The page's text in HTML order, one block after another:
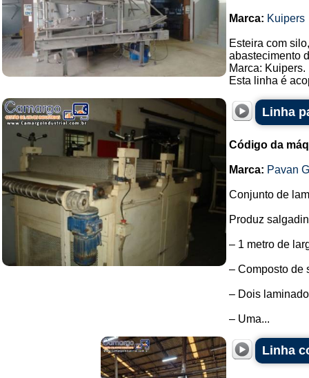
Marca: Kuipers
Esteira com
abastecimento
Marca: Kuipers.
Esta linha é
Linha
Código da
Marca: Pavan
Conjunto de
Produz
– 1 metro de
– Composto de
– Dois
– Uma...
Linha